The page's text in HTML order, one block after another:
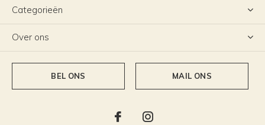
Categorieën
Over ons
BEL ONS MAIL ONS